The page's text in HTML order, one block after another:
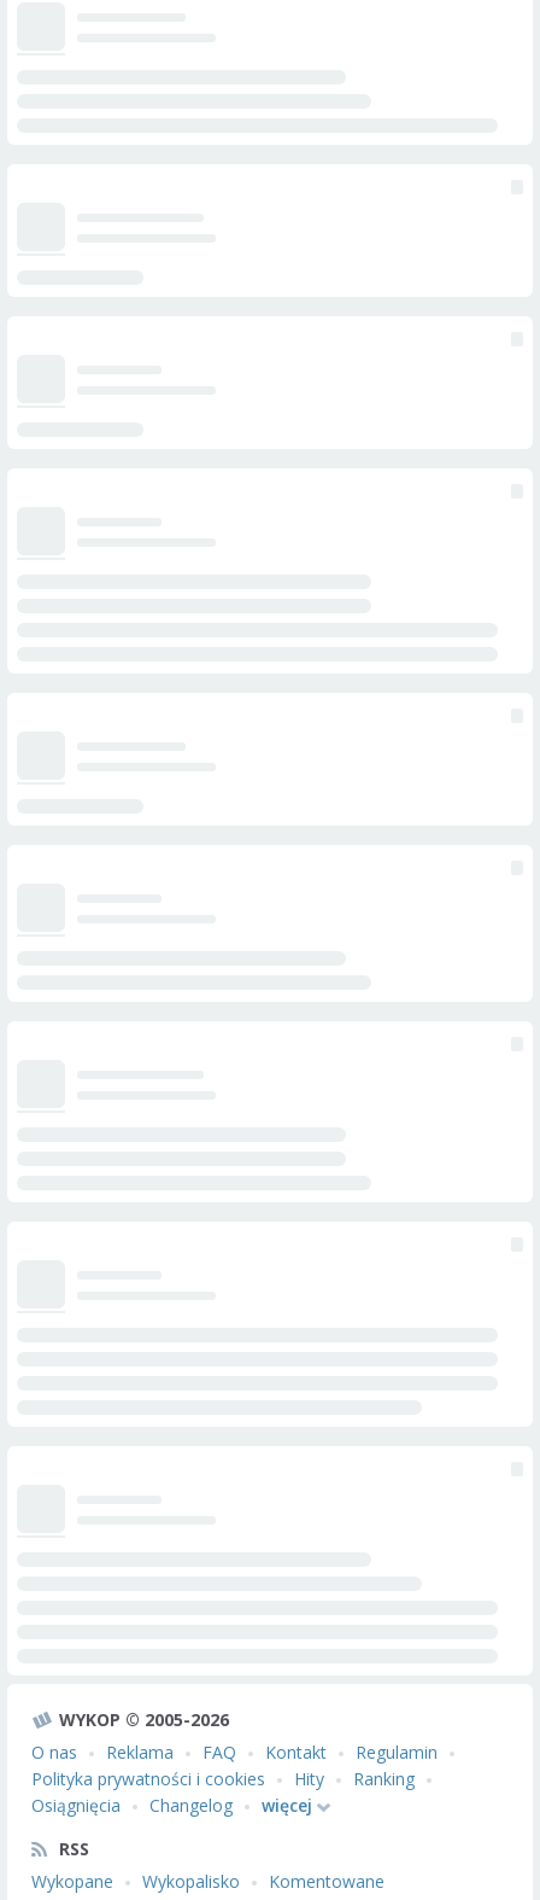
WYKOP © 2005-2026
O nas
Reklama FAQ Kontakt
Regulamin
Polityka prywatności i cookies
Hity
Ranking
Osiągnięcia
Changelog
więcej
RSS
Wykopane
Wykopalisko Komentowane